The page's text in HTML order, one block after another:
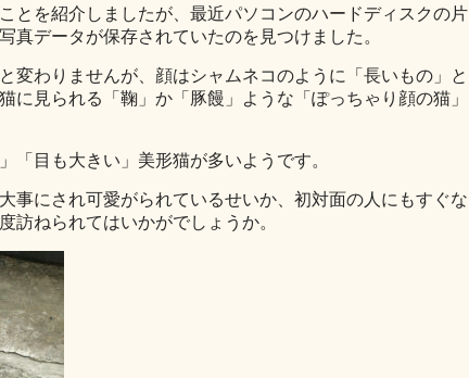
を紹介しましたが、最近パソコンのハードディスクの片
真データが保存されていたのを見つけました。
わりませんが、顔はシャムネコのように「長いもの」と
に見られる「鞠」か「豚饅」ような「ぽっちゃり顔の猫」
目も大きい」美形猫が多いようです。
にされ可愛がられているせいか、初対面の人にもすぐな
訪ねられてはいかがでしょうか。